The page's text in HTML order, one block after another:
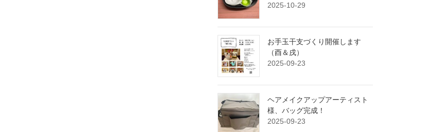
2025-10-29
お手玉干支づくり開催します
（酉＆戌）
2025-09-23
ヘアメイクアップアーティスト
様、バッグ完成！
2025-09-23